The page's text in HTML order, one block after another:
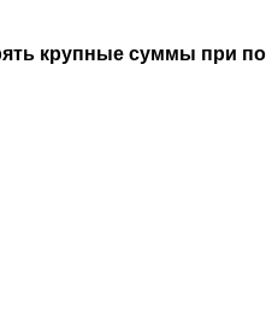
крупные суммы при